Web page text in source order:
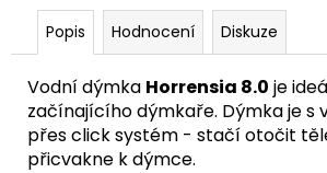
Popis Hodnocení Diskuze
Vodní dýmka Horrensia 8.0 je
začínajícího dýmkaře. Dýmka je s
přes click systém - stačí otočit
přicvakne k dýmce.